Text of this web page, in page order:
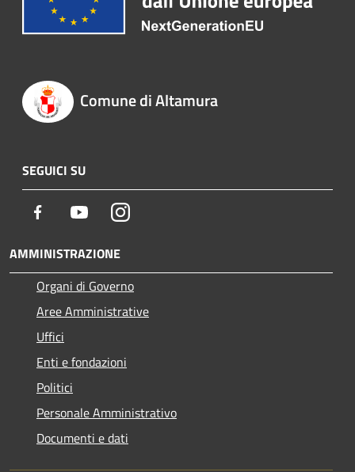
Comune di Altamura
SEGUICI SU
Facebook YoutubeInstagram
AMMINISTRAZIONE
Organi di Governo
Aree Amministrative
Uffici
Enti e fondazioni
Politici
Personale Amministrativo
Documenti e dati